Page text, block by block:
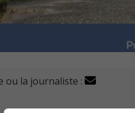
ou la journaliste :